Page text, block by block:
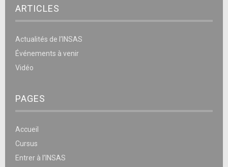
ARTICLES
Actualités de l’INSAS
Événements à venir
Vidéo
PAGES
Accueil
Cursus
Entrer à l’INSAS